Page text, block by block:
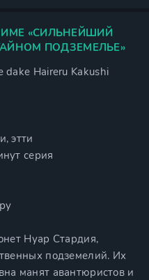
«СИЛЬНЕЙШИЙ
ПОДЗЕМЕЛЬЕ»
dake Haireru Kakushi
этти
серия
Нуар Стардия,
подземелий. Их
манят авантюристов и